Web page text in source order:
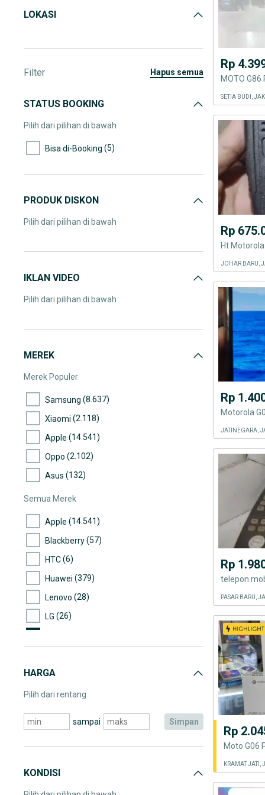
LOKASI
Filter hapus semua
STATUS BOOKING
Pilih dari pilihan di bawah
Bisa di-Booking (5)
PRODUK DISKON
Pilih dari pilihan di bawah
IKLAN VIDEO
Pilih dari pilihan di bawah
MEREK
Merek Populer
Samsung (8.637)
Xiaomi (2.118)
Apple (14.541)
Oppo (2.102)
Asus (132)
Semua Merek
Apple (14.541)
Blackberry(57)
HTC(6)
Huawei (379)
Lenovo (28)
LG (26)
Nokia
Samsung(8.637)
Asus(132)
Cross(2)
IMO
HARGA
Pilih dari rentang
sampai simpan
KONDISI
Rp
MOTO
SETIA BUDI,
Rp
Ht
JOHAR BARU,
Rp
Motorola
JATINEGARA,
Rp
telepon
PASAR BARU,
Rp
KRAMAT JATI,